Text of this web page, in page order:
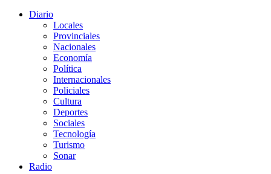
Diario
Locales
Provinciales
Nacionales
Economía
Política
Internacionales
Policiales
Cultura
Deportes
Sociales
Tecnología
Turismo
Sonar
Radio